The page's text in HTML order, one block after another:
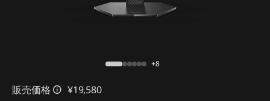
+8
販売価格 ¥19,580